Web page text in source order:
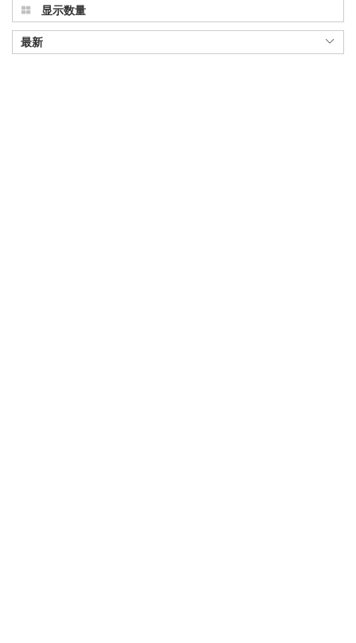
显示数量
最新